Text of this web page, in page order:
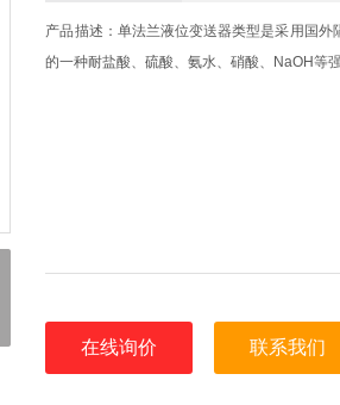
产品描述：单法兰液位变送器类型是采用国外
的一种耐盐酸、硫酸、氨水、硝酸、NaOH等
在线询价 联系我们